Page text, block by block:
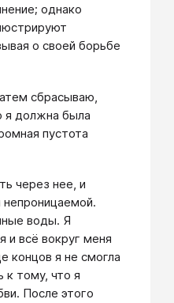
однако
о своей борьбе
сбрасываю,
я должна была
пустота
через нее, и
непроницаемой.
воды. Я
и всё вокруг меня
концов я не смогла
к тому, что я
После этого